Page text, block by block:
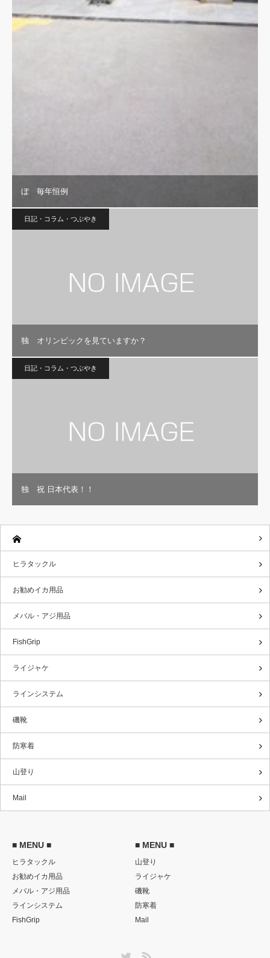
ぼ 毎年恒例
日記・コラム・つぶやき
独 オリンピックを見ていますか？
日記・コラム・つぶやき
独 祝 日本代表！！
ヒラタックル
お勧めイカ用品
メバル・アジ用品
FishGrip
ライジャケ
ラインシステム
磯靴
防寒着
山登り
Mail
■ MENU ■
ヒラタックル
お勧めイカ用品
メバル・アジ用品
ラインシステム
FishGrip
■ MENU ■
山登り
ライジャケ
磯靴
防寒着
Mail